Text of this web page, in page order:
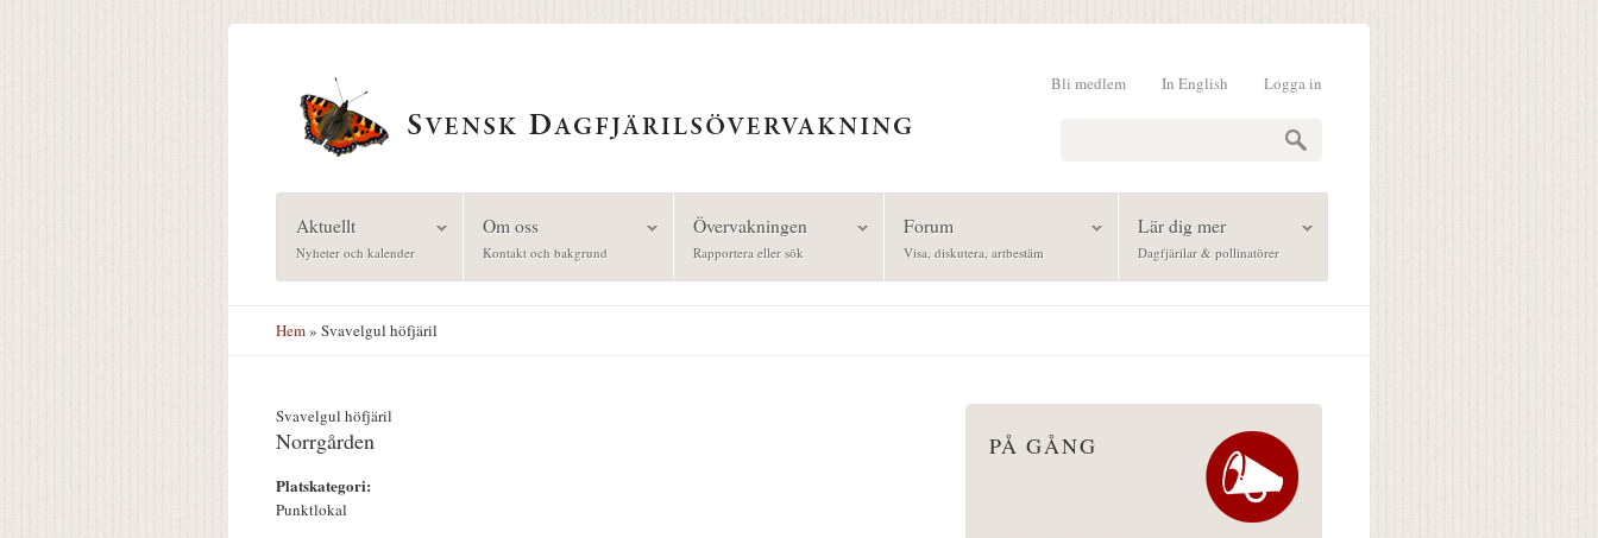
Logga in
In English
Bli medlem
Aktuellt
Nyheter och kalender
Om oss
Kontakt och bakgrund
Övervakningen
Rapportera eller sök
Forum
Visa, diskutera, artbestäm
Lär dig mer
Dagfjärilar & pollinatörer
Hem» Svavelgul höfjäril
Svavelgul höfjäril
Norrgården
Platskategori:
Punktlokal
PÅ GÅNG